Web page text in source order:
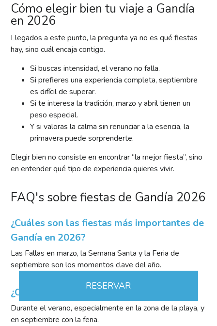
RESERVAR
Cómo elegir bien tu viaje a Gandía
en 2026
Llegados a este punto, la pregunta ya no es qué fiestas
hay, sino cuál encaja contigo.
Si buscas intensidad, el verano no falla.
Si prefieres una experiencia completa, septiembre
es difícil de superar.
Si te interesa la tradición, marzo y abril tienen un
peso especial.
Y si valoras la calma sin renunciar a la esencia, la
primavera puede sorprenderte.
Elegir bien no consiste en encontrar “la mejor fiesta”, sino
en entender qué tipo de experiencia quieres vivir.
FAQ's sobre fiestas de Gandía 2026
¿Cuáles son las fiestas más importantes de
Gandía en 2026?
Las Fallas en marzo, la Semana Santa y la Feria de
septiembre son los momentos clave del año.
¿Cuándo hay más ambiente en Gandía?
Durante el verano, especialmente en la zona de la playa, y
en septiembre con la feria.